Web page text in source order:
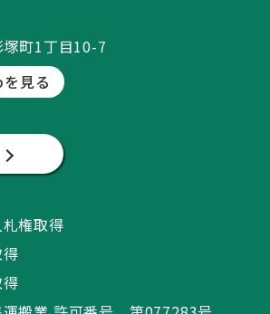
塚町1丁目10-7
見る
権取得